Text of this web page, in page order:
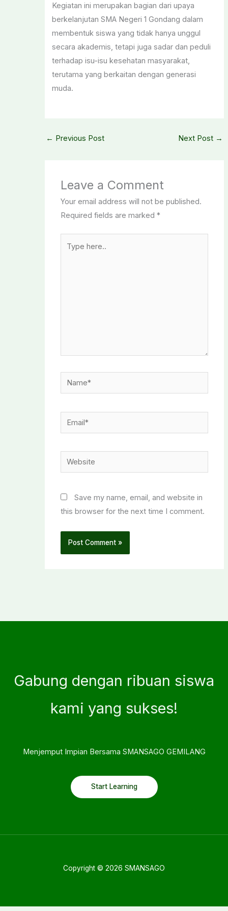
​Kegiatan ini merupakan bagian dari upaya
berkelanjutan SMA Negeri 1 Gondang dalam
membentuk siswa yang tidak hanya unggul
secara akademis, tetapi juga sadar dan peduli
terhadap isu-isu kesehatan masyarakat,
terutama yang berkaitan dengan generasi
muda.
← Previous Post Next Post →
Leave a Comment
Your email address will not be published.
Required fields are marked*
here..
Name*
Email*
Website
Save my name, email, and website in
this browser for the next time I comment.
Gabung dengan ribuan siswa
kami yang sukses!
Menjemput Impian Bersama SMANSAGO GEMILANG
Start Learning
Copyright © 2026 SMANSAGO